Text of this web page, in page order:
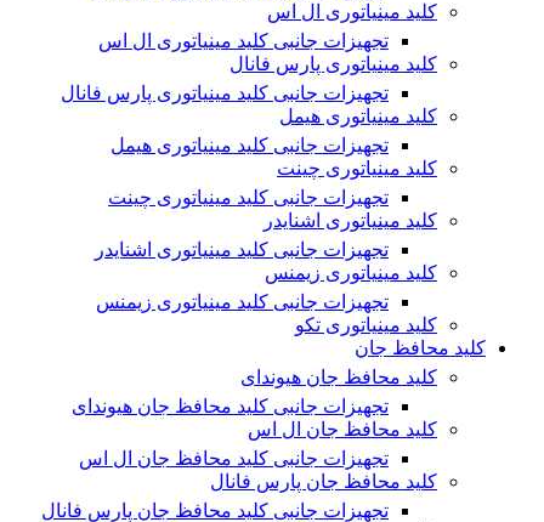
کلید مینیاتوری ال اس
تجهیزات جانبی کلید مینیاتوری ال اس
کلید مینیاتوری پارس فانال
تجهیزات جانبی کلید مینیاتوری پارس فانال
کلید مینیاتوری هیمل
تجهیزات جانبی کلید مینیاتوری هیمل
کلید مینیاتوری چینت
تجهیزات جانبی کلید مینیاتوری چینت
کلید مینیاتوری اشنایدر
تجهیزات جانبی کلید مینیاتوری اشنایدر
کلید مینیاتوری زیمنس
تجهیزات جانبی کلید مینیاتوری زیمنس
کلید مینیاتوری تکو
کلید محافظ جان
کلید محافظ جان هیوندای
تجهیزات جانبی کلید محافظ جان هیوندای
کلید محافظ جان ال اس
تجهیزات جانبی کلید محافظ جان ال اس
کلید محافظ جان پارس فانال
تجهیزات جانبی کلید محافظ جان پارس فانال